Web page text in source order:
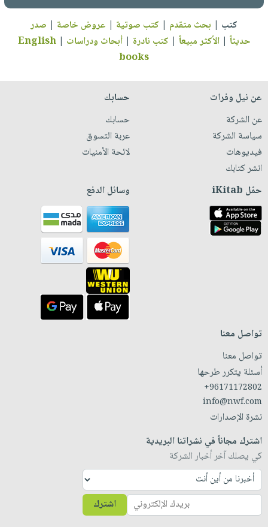
كتب | بحث متقدم | كتب صوتية | عروض خاصة | صدر
حديثاً |الأكثر مبيعاً | كتب نادرة |أبحاث ودراسات |
English
books
عن نيل وفرات
عن الشركة
سياسة الشركة
فيديوهات
انشر كتابك
حسابك
حسابك
عربة التسوق
لائحة الأمنيات
حمّل iKitab وسائل الدفع
تواصل معنا
تواصل معنا
أسئلة يتكرر طرحها
+96171172802
info@nwf.com
نشرة الإصدارات
اشترك مجاناً في نشراتنا البريدية
كي يصلك آخر أخبار الشركة
اشترك